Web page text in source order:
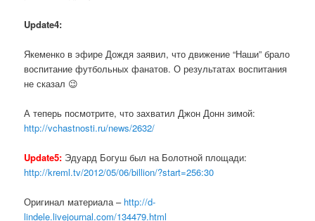
Update4:
Якеменко в эфире Дождя заявил, что движение “Наши” брало
воспитание футбольных фанатов. О результатах воспитания
не сказал 😉
А теперь посмотрите, что захватил Джон Донн зимой:
http://vchastnosti.ru/news/2632/
Update5: Эдуард Богуш был на Болотной площади:
http://kreml.tv/2012/05/06/billion/?start=256:30
Оригинал материала – http://d-
lindele.livejournal.com/134479.html